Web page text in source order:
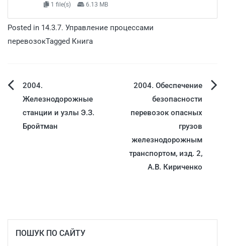
1 file(s) 6.13 MB
Posted in 14.3.7. Управление процессами
перевозокTagged Книга
2004.
Железнодорожные
станции и узлы Э.З.
Бройтман
2004. Обеспечение
безопасности
перевозок опасных
грузов
железнодорожным
транспортом, изд. 2,
А.В. Кириченко
ПОШУК ПО САЙТУ